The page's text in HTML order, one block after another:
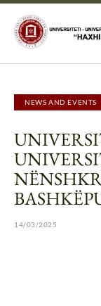
NEWS AND EVENTS
14/03/2025